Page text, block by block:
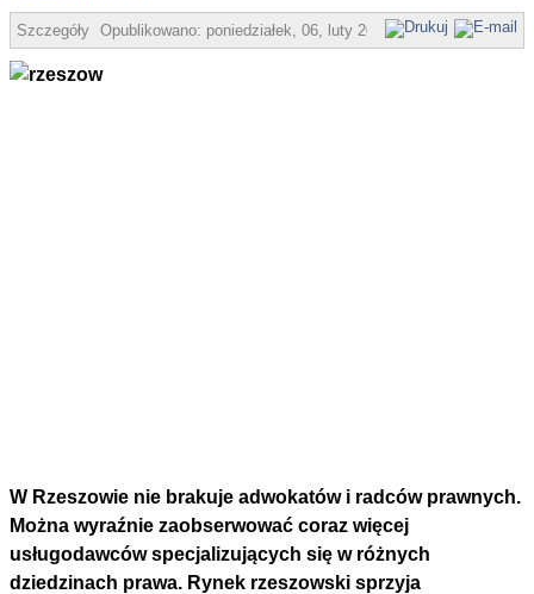
Szczegóły Opublikowano: poniedziałek, 06, luty 2023 15:45 Super User
W Rzeszowie nie brakuje adwokatów i radców prawnych.
Można wyraźnie zaobserwować coraz więcej
usługodawców specjalizujących się w różnych
dziedzinach prawa. Rynek rzeszowski sprzyja